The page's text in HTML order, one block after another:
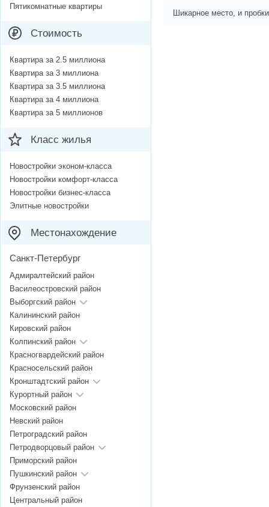
Шикарное место, и
Пятикомнатные квартиры
Стоимость
Квартира за 2.5 миллиона
Квартира за 3 миллиона
Квартира за 3.5 миллиона
Квартира за 4 миллиона
Квартира за 5 миллионов
Класс жилья
Новостройки эконом-класса
Новостройки комфорт-класса
Новостройки бизнес-класса
Элитные новостройки
Местонахождение
Санкт-Петербург
Адмиралтейский район
Василеостровский район
Выборгский район
Калининский район
Кировский район
Колпинский район
Красногвардейский район
Красносельский район
Кронштадтский район
Курортный район
Московский район
Невский район
Петроградский район
Петродворцовый район
Приморский район
Пушкинский район
Фрунзенский район
Центральный район